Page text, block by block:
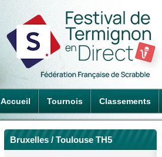
Accueil Tournois Classements
Bruxelles / Toulouse TH5